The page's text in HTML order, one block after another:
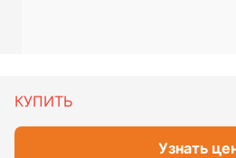
КУПИТЬ
Узнать